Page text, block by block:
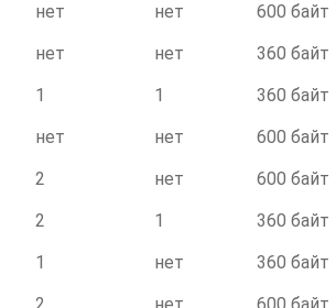
нет нет 600 байт
нет нет 360 байт
1 1 360 байт
нет нет 600 байт
2 нет 600 байт
2 1 360 байт
1 нет 360 байт